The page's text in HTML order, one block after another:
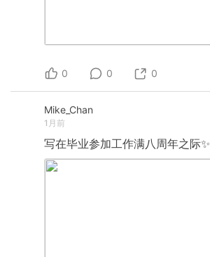
0 0 0
Mike_Chan
1月前
写在毕业参加工作满八周年之际✨